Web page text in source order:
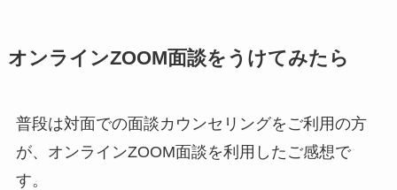
オンラインZOOM面談をうけてみたら
普段は対面での面談カウンセリングをご利用の方
が、オンラインZOOM面談を利用したご感想で
す。